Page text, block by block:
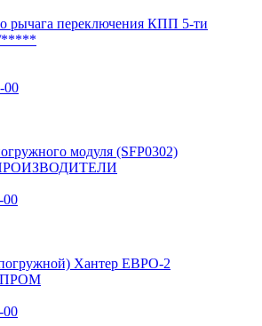
рычага переключения КПП 5-ти
*****
00
модуля (SFP0302)
00
Хантер ЕВРО-2
00